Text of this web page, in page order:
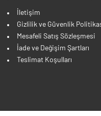
İletişim
Gizlilik ve Güvenlik
Mesafeli Satış Sözleşmesi
İade ve Değişim Şartları
Teslimat Koşulları